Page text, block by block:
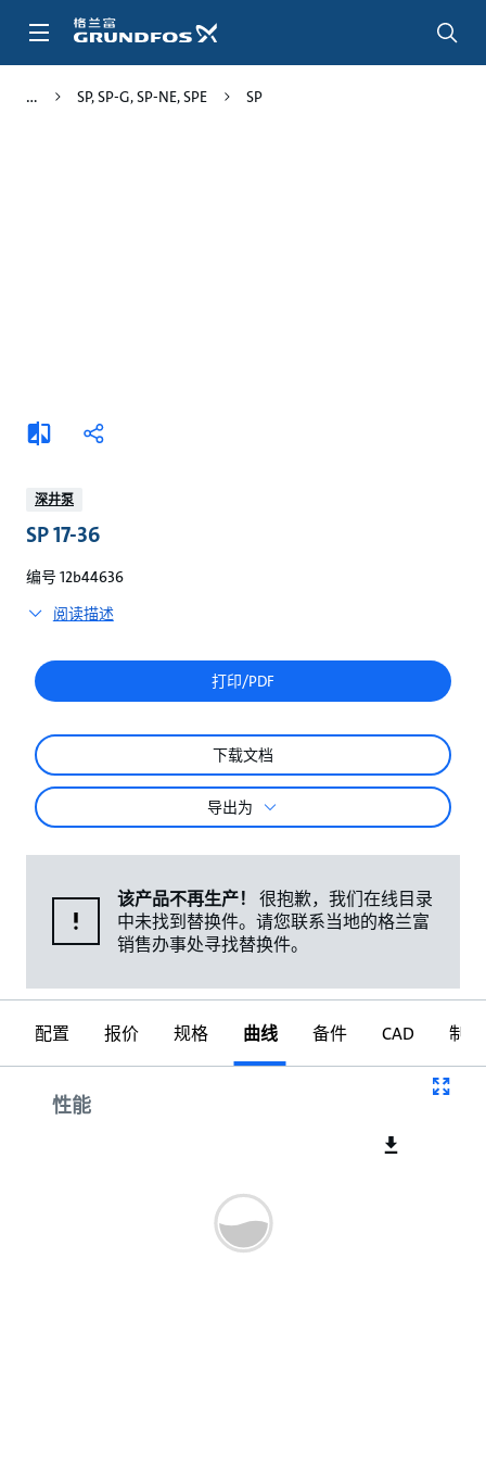
SP, SP-G, SP-NE, SPE SP
添
加
较
分
深井泵
SP 17-36
编号 12b44636
阅读描述
打印/PDF
下载文档
导出为
该产品不再生产！
很抱歉，我们在线目录
中未找到替换件。请您联系当地的格兰富
销售办事处寻找替换件。
配置 报价 规格 曲线 备件 CAD 制图
性能